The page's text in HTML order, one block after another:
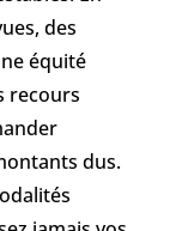
des
équité
recours
dus.